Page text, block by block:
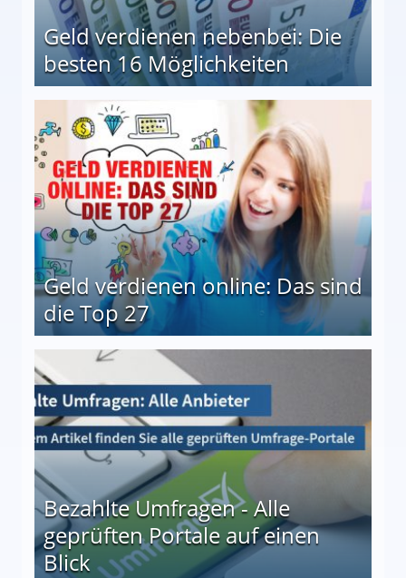
Geld verdienen nebenbei: Die
besten 16 Möglichkeiten
Geld verdienen online: Das sind
die Top 27
Bezahlte Umfragen - Alle
geprüften Portale auf einen
Blick